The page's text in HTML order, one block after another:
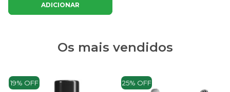
ADICIONAR
Os mais vendidos
19% OFF 25% OFF